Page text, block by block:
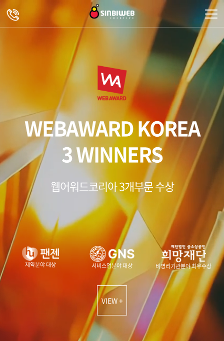
WEBAWARD KOREA
3 WINNERS
웹어워드코리아 3개부문 수상
제약분야 대상 서비스업분야 대상 비영리기관분야 최우수상
VIEW +